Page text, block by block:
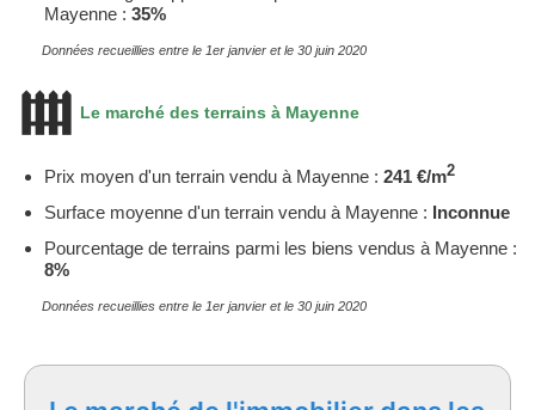
Mayenne : 35%
Données recueillies entre le 1er janvier et le 30 juin 2020
Le marché des terrains à Mayenne
Prix moyen d'un terrain vendu à Mayenne : 241 €/m2
Surface moyenne d'un terrain vendu à Mayenne : Inconnue
Pourcentage de terrains parmi les biens vendus à Mayenne :
8%
Données recueillies entre le 1er janvier et le 30 juin 2020